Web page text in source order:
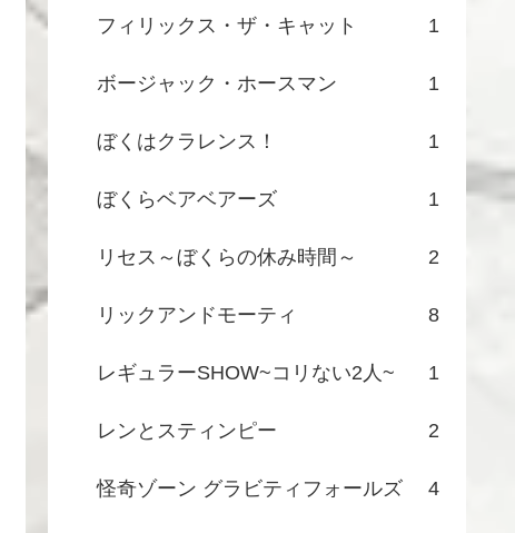
フィリックス・ザ・キャット 1
ボージャック・ホースマン 1
ぼくはクラレンス！ 1
ぼくらベアベアーズ 1
リセス～ぼくらの休み時間～ 2
リックアンドモーティ 8
レギュラーSHOW~コリない2人~ 1
レンとスティンピー 2
怪奇ゾーン グラビティフォールズ 4